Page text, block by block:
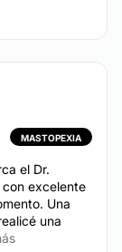
MASTOPEXIA
el Dr.
excelente
Una
una